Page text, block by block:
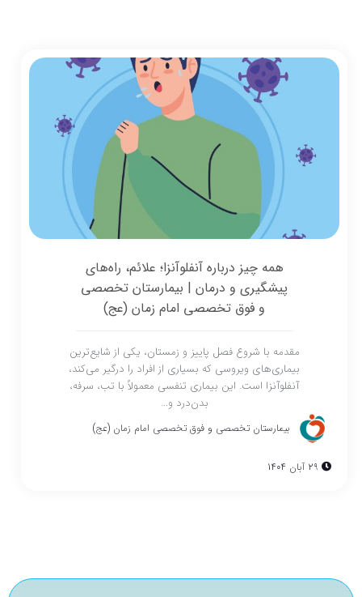
همه چیز درباره آنفلوآنزا؛ علائم، راه‌های
پیشگیری و درمان | بیمارستان تخصصی
و فوق تخصصی امام زمان (عج)
مقدمه با شروع فصل پاییز و زمستان، یکی از شایع‌ترین
بیماری‌های ویروسی که بسیاری از افراد را درگیر می‌کند،
آنفلوآنزا است. این بیماری تنفسی معمولاً با تب، سرفه،
بدن‌درد و...
بیمارستان تخصصی و فوق تخصصی امام زمان (عج)
29 آبان 1404